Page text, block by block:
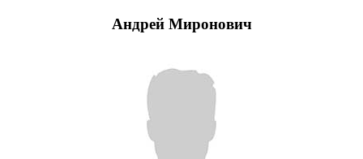
Андрей Миронович